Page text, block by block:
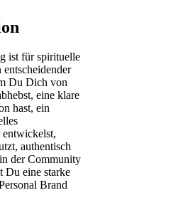
ist für spirituelle
Du Dich von
eine klare
hast, ein
authentisch
der Community
Du eine starke
Brand